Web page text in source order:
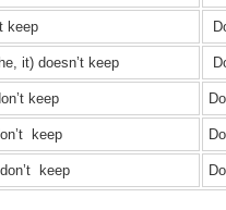
keep
it) doesn’t keep
keep
keep
keep